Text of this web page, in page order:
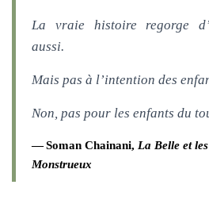
La vraie histoire regorge
aussi.
Mais pas à l’intention des
Non, pas pour les enfants du
Soman Chainani, La Belle et
Monstrueux